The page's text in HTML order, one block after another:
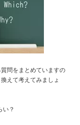
問をまとめていますの
えて考えてみましょ
い？